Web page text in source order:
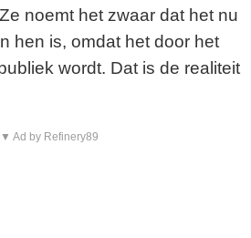
noemt het zwaar dat het nu
hen is, omdat het door het
wordt. Dat is de realiteit
▼ Ad by Refinery89